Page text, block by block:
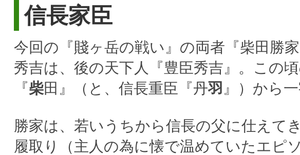
信長家臣
今回の『賤ヶ岳の戦い』の両者『柴田勝
秀吉は、後の天下人『豊臣秀吉』。この
『柴田』（と、信長重臣『丹羽 』）から
勝家は、若いうちから信長の父に仕えて
履取り（主人の為に懐で温めていたエピ